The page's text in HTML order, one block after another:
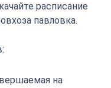
расписание
павловка.
на